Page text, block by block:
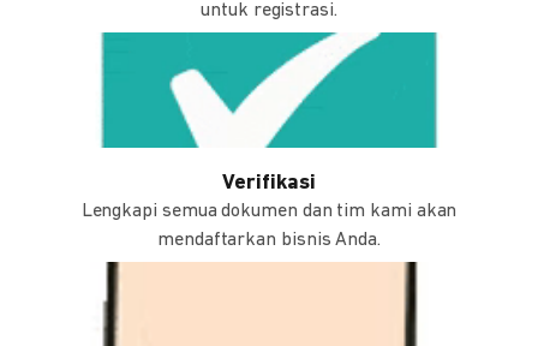
untuk registrasi.
Verifikasi
Lengkapi semua dokumen dan tim kami akan
mendaftarkan bisnis Anda.